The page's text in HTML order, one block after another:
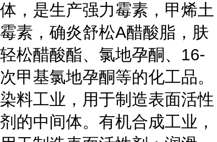
体，是生产强力霉素，甲烯土
霉素，确炎舒松A醋酸脂，肤
轻松醋酸酯、氯地孕酮、16-
次甲基氯地孕酮等的化工品。
染料工业，用于制造表面活性
剂的中间体。有机合成工业，